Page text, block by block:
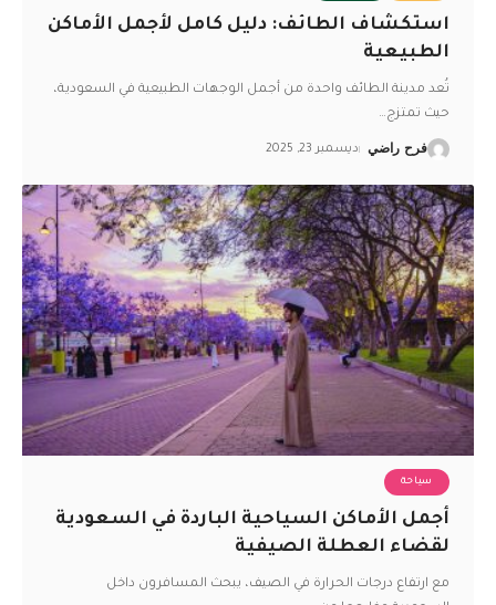
استكشاف الطائف: دليل كامل لأجمل الأماكن
الطبيعية
تُعد مدينة الطائف واحدة من أجمل الوجهات الطبيعية في السعودية،
حيث تمتزج…
فرح راضي ديسمبر 23, 2025
سياحة
أجمل الأماكن السياحية الباردة في السعودية
لقضاء العطلة الصيفية
مع ارتفاع درجات الحرارة في الصيف، يبحث المسافرون داخل